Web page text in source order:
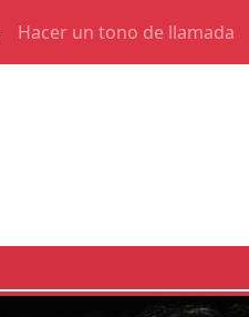
Hacer un tono de llamada